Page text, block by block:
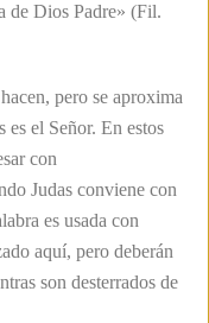
de Dios Padre» (Fil.
pero se aproxima
es el Señor. En estos
con
Judas conviene con
es usada con
aquí, pero deberán
son desterrados de